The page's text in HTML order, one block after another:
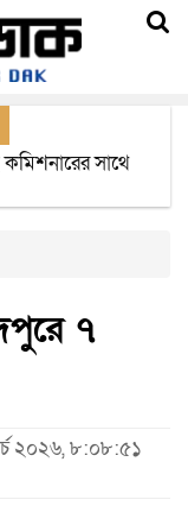
দাবি
৭
২০২৬, ৮:০৮:৫১